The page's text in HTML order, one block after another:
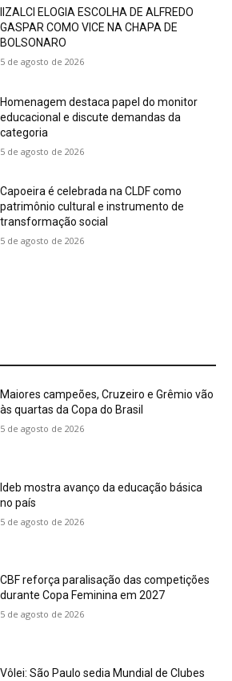
IIZALCI ELOGIA ESCOLHA DE ALFREDO
GASPAR COMO VICE NA CHAPA DE
BOLSONARO
5 de agosto de 2026
Homenagem destaca papel do monitor
educacional e discute demandas da
categoria
5 de agosto de 2026
Capoeira é celebrada na CLDF como
patrimônio cultural e instrumento de
transformação social
5 de agosto de 2026
Maiores campeões, Cruzeiro e Grêmio vão
às quartas da Copa do Brasil
5 de agosto de 2026
Ideb mostra avanço da educação básica
no país
5 de agosto de 2026
CBF reforça paralisação das competições
durante Copa Feminina em 2027
5 de agosto de 2026
Vôlei: São Paulo sedia Mundial de Clubes